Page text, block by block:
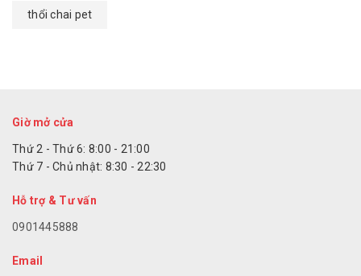
thổi chai pet
Giờ mở cửa
Thứ 2 - Thứ 6: 8:00 - 21:00
Thứ 7 - Chủ nhật: 8:30 - 22:30
Hỗ trợ & Tư vấn
0901445888
Email